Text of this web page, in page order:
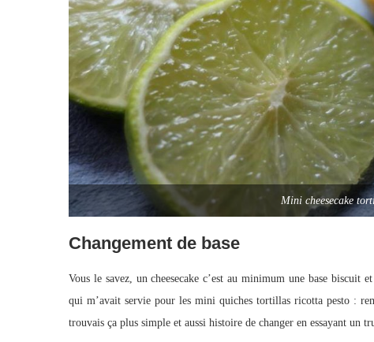
Mini cheesecake
Changement de base
Vous le savez, un cheesecake c’est au minimum une base
qui m’avait servie pour les mini quiches tortillas ricotta pesto :
trouvais ça plus simple et aussi histoire de changer en essayant un